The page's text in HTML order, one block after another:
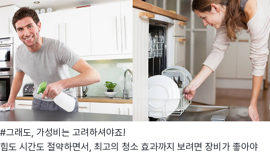
#그래도, 가성비는 고려하셔야죠!
힘도 시간도 절약하면서, 최고의 청소 효과까지 보려면 장비가 좋아야